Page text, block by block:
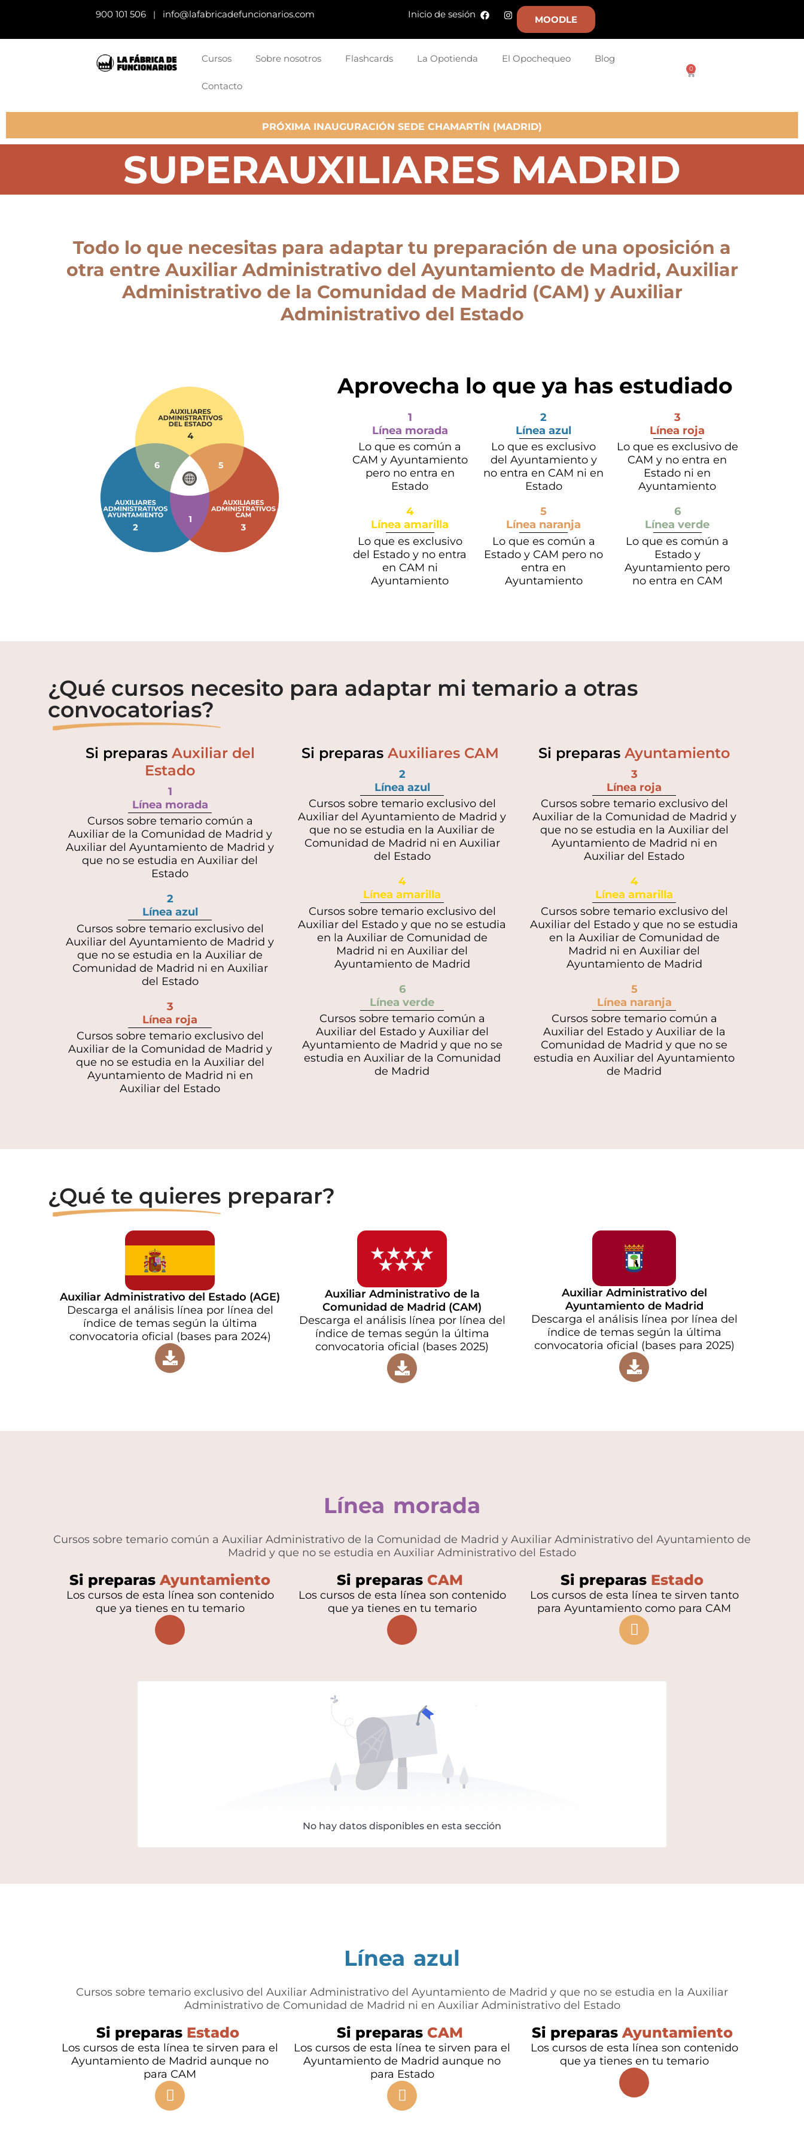
900 101 506 | info@lafabricadefuncionarios.com Inicio de sesión MOODLE
Cursos Sobre nosotros Flashcards La Opotienda El Opochequeo Blog
Contacto
0
PRÓXIMA INAUGURACIÓN SEDE CHAMARTÍN (MADRID)
SUPERAUXILIARES MADRID
Todo lo que necesitas para adaptar tu preparación de una oposición a
otra entre Auxiliar Administrativo del Ayuntamiento de Madrid, Auxiliar
Administrativo de la Comunidad de Madrid (CAM) y Auxiliar
Administrativo del Estado
Aprovecha lo que ya has estudiado
1
Línea morada
Lo que es común a
CAM y Ayuntamiento
pero no entra en
Estado
2
Línea azul
Lo que es exclusivo
del Ayuntamiento y
no entra en CAM ni en
Estado
3
Línea roja
Lo que es exclusivo de
CAM y no entra en
Estado ni en
Ayuntamiento
4
Línea amarilla
Lo que es exclusivo
del Estado y no entra
en CAM ni
Ayuntamiento
5
Línea naranja
Lo que es común a
Estado y CAM pero no
entra en
Ayuntamiento
6
Línea verde
Lo que es común a
Estado y
Ayuntamiento pero
no entra en CAM
¿Qué cursos necesito para adaptar mi temario a otras
convocatorias?
Si preparas Auxiliar del
Estado
1
Línea morada
Cursos sobre temario común a
Auxiliar de la Comunidad de Madrid y
Auxiliar del Ayuntamiento de Madrid y
que no se estudia en Auxiliar del
Estado
2
Línea azul
Cursos sobre temario exclusivo del
Auxiliar del Ayuntamiento de Madrid y
que no se estudia en la Auxiliar de
Comunidad de Madrid ni en Auxiliar
del Estado
3
Línea roja
Cursos sobre temario exclusivo del
Auxiliar de la Comunidad de Madrid y
que no se estudia en la Auxiliar del
Ayuntamiento de Madrid ni en
Auxiliar del Estado
Si preparas Auxiliares CAM
2
Línea azul
Cursos sobre temario exclusivo del
Auxiliar del Ayuntamiento de Madrid y
que no se estudia en la Auxiliar de
Comunidad de Madrid ni en Auxiliar
del Estado
4
Línea amarilla
Cursos sobre temario exclusivo del
Auxiliar del Estado y que no se estudia
en la Auxiliar de Comunidad de
Madrid ni en Auxiliar del
Ayuntamiento de Madrid
6
Línea verde
Cursos sobre temario común a
Auxiliar del Estado y Auxiliar del
Ayuntamiento de Madrid y que no se
estudia en Auxiliar de la Comunidad
de Madrid
Si preparas Ayuntamiento
3
Línea roja
Cursos sobre temario exclusivo del
Auxiliar de la Comunidad de Madrid y
que no se estudia en la Auxiliar del
Ayuntamiento de Madrid ni en
Auxiliar del Estado
4
Línea amarilla
Cursos sobre temario exclusivo del
Auxiliar del Estado y que no se estudia
en la Auxiliar de Comunidad de
Madrid ni en Auxiliar del
Ayuntamiento de Madrid
5
Línea naranja
Cursos sobre temario común a
Auxiliar del Estado y Auxiliar de la
Comunidad de Madrid y que no se
estudia en Auxiliar del Ayuntamiento
de Madrid
¿Qué te quieres preparar?
Auxiliar Administrativo del Estado (AGE)
Descarga el análisis línea por línea del
índice de temas según la última
convocatoria oficial (bases para 2024)
Auxiliar Administrativo de la
Comunidad de Madrid (CAM)
Descarga el análisis línea por línea del
índice de temas según la última
convocatoria oficial (bases 2025)
Auxiliar Administrativo del
Ayuntamiento de Madrid
Descarga el análisis línea por línea del
índice de temas según la última
convocatoria oficial (bases para 2025)
Línea morada
Cursos sobre temario común a Auxiliar Administrativo de la Comunidad de Madrid y Auxiliar Administrativo del Ayuntamiento de
Madrid y que no se estudia en Auxiliar Administrativo del Estado
Si preparasAyuntamiento
Los cursos de esta línea son contenido
que ya tienes en tu temario
Si preparas CAM
Los cursos de esta línea son contenido
que ya tienes en tu temario
Si preparas Estado
Los cursos de esta línea te sirven tanto
para Ayuntamiento como para CAM
No hay datos disponibles en esta sección
Línea azul
Cursos sobre temario exclusivo del Auxiliar Administrativo del Ayuntamiento de Madrid y que no se estudia en la Auxiliar
Administrativo de Comunidad de Madrid ni en Auxiliar Administrativo del Estado
Si preparas Estado
Los cursos de esta línea te sirven para el
Ayuntamiento de Madrid aunque no
para CAM
Si preparas CAM
Los cursos de esta línea te sirven para el
Ayuntamiento de Madrid aunque no
para Estado
Si preparas Ayuntamiento
Los cursos de esta línea son contenido
que ya tienes en tu temario